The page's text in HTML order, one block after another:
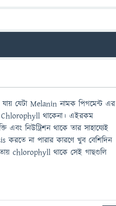
যেটা Melanin নামক পিগমেন্ট এর
Chlorophyll থাকেনা। এইরকম
নিউট্রিশন থাকে তার সাহায্যেই
করতে না পারার কারণে খুব বেশিদিন
chlorophyll থাকে সেই গাছগুলি